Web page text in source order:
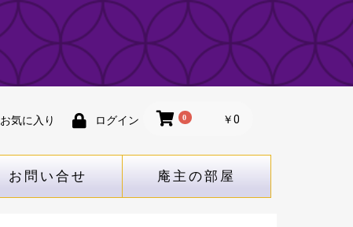
お気に入り ログイン 0 ￥0
お問い合せ 庵主の部屋